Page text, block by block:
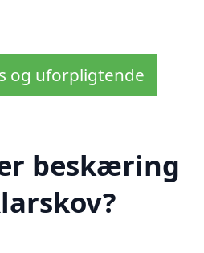
og uforpligtende
beskæring